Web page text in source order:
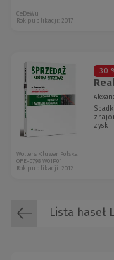
CeDeWu
Rok publikacji: 2017
-30
zysk.
Wolters Kluwer Polska
OFE-0798 W01P01
Rok publikacji: 2012
Lista haseł